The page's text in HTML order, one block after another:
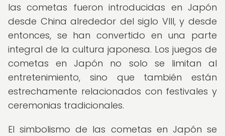
las cometas fueron introducidas en Japón
desde China alrededor del siglo VIII, y desde
entonces, se han convertido en una parte
integral de la cultura japonesa. Los juegos de
cometas en Japón no solo se limitan al
entretenimiento, sino que también están
estrechamente relacionados con festivales y
ceremonias tradicionales.
El simbolismo de las cometas en Japón se